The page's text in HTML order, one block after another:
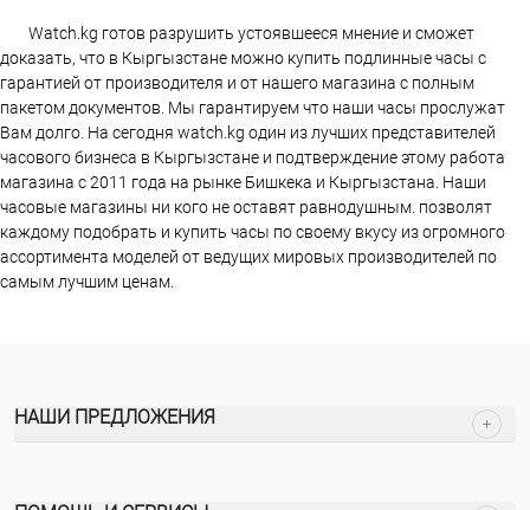
Watch.kg готов разрушить устоявшееся мнение и сможет
доказать, что в Кыргызстане можно купить подлинные часы с
гарантией от производителя и от нашего магазина с полным
пакетом документов. Мы гарантируем что наши часы прослужат
Вам долго. На сегодня watch.kg один из лучших представителей
часового бизнеса в Кыргызстане и подтверждение этому работа
магазина c 2011 года на рынке Бишкека и Кыргызстана. Наши
часовые магазины ни кого не оставят равнодушным. позволят
каждому подобрать и купить часы по своему вкусу из огромного
ассортимента моделей от ведущих мировых производителей по
самым лучшим ценам.
НАШИ ПРЕДЛОЖЕНИЯ